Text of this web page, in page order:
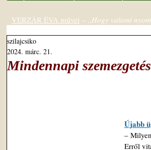
Mindennapi
szilajcsiko
2024. márc. 21.
Újabb
–
Erről
VERZÁR ÉVA művei – „Hogy valami